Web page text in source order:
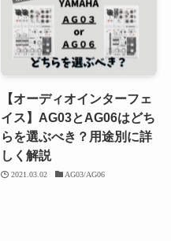
【オーディオインターフェ
イス】AG03とAG06はどち
らを選ぶべき？用途別に詳
しく解説
2021.03.02 AG03/AG06